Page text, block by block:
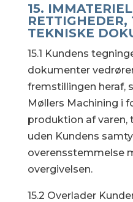
15.
RETTIGHEDER,
TEKNISKE
15.1 Kundens
dokumenter
fremstillingen heraf,
Møllers Machining i
produktion af varen,
uden Kundens
overensstemmelse
overgivelsen.
15.2 Overlader